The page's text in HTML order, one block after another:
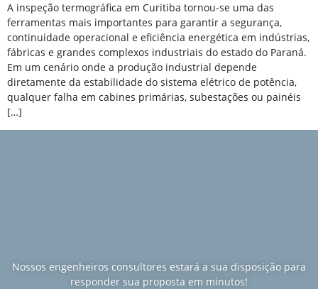
A inspeção termográfica em Curitiba tornou-se uma das
ferramentas mais importantes para garantir a segurança,
continuidade operacional e eficiência energética em indústrias,
fábricas e grandes complexos industriais do estado do Paraná.
Em um cenário onde a produção industrial depende
diretamente da estabilidade do sistema elétrico de potência,
qualquer falha em cabines primárias, subestações ou painéis
[…]
Nossos engenheiros consultores estará a sua disposição para
responder sua proposta em minutos!